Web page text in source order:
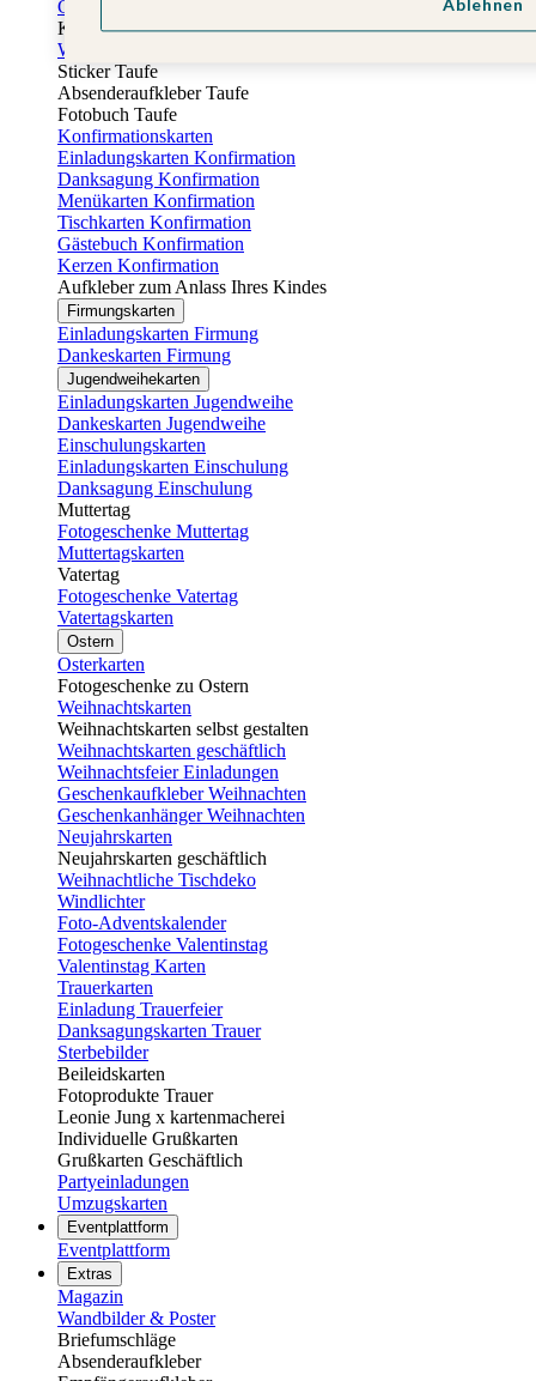
Gästebuch Taufe
Kartenbox Taufe
Willkommensschilder Taufe
Sticker Taufe
Absenderaufkleber Taufe
Fotobuch Taufe
Konfirmationskarten
Einladungskarten Konfirmation
Danksagung Konfirmation
Menükarten Konfirmation
Tischkarten Konfirmation
Gästebuch Konfirmation
Kerzen Konfirmation
Aufkleber zum Anlass Ihres Kindes
Firmungskarten
Einladungskarten Firmung
Dankeskarten Firmung
Jugendweihekarten
Einladungskarten Jugendweihe
Dankeskarten Jugendweihe
Einschulungskarten
Einladungskarten Einschulung
Danksagung Einschulung
Muttertag
Fotogeschenke Muttertag
Muttertagskarten
Vatertag
Fotogeschenke Vatertag
Vatertagskarten
Ostern
Osterkarten
Fotogeschenke zu Ostern
Weihnachtskarten
Weihnachtskarten selbst gestalten
Weihnachtskarten geschäftlich
Weihnachtsfeier Einladungen
Geschenkaufkleber Weihnachten
Geschenkanhänger Weihnachten
Neujahrskarten
Neujahrskarten geschäftlich
Weihnachtliche Tischdeko
Windlichter
Foto-Adventskalender
Fotogeschenke Valentinstag
Valentinstag Karten
Trauerkarten
Einladung Trauerfeier
Danksagungskarten Trauer
Sterbebilder
Beileidskarten
Fotoprodukte Trauer
Leonie Jung x kartenmacherei
Individuelle Grußkarten
Grußkarten Geschäftlich
Partyeinladungen
Umzugskarten
Eventplattform
Eventplattform
Extras
Magazin
Wandbilder & Poster
Briefumschläge
Absenderaufkleber
Ablehnen